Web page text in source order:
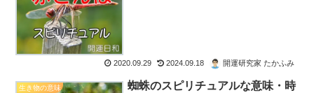
2020.09.29 2024.09.18 開運研究家 たかふみ
生き物の意味
蜘蛛のスピリチュアルな意味・時